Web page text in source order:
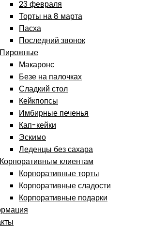
23 февраля
Торты на 8 марта
Пасха
Последний звонок
Пирожные
Макаронс
Безе на палочках
Сладкий стол
Кейкпопсы
Имбирные печенья
Кап-кейки
Эскимо
Леденцы без сахара
Корпоративным клиентам
Корпоративные торты
Корпоративные сладости
Корпоративные подарки